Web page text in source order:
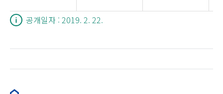
공개일자 : 2019. 2. 22.